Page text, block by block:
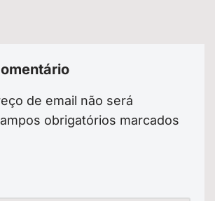
de email não será
obrigatórios marcados